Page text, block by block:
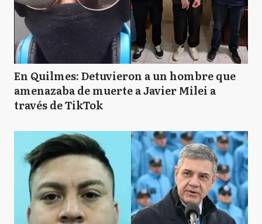
En Quilmes: Detuvieron a un hombre que
amenazaba de muerte a Javier Milei a
través de TikTok